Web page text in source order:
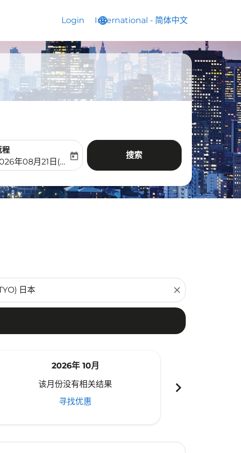
Login language
International - 简体中文
keyboard_arrow_down
aria-label
程
booking-return-date-aria-label
年08月21日(周五)
today 搜索
close
2026年 10月
该月份没有相关结果
寻找优惠
chevron_right